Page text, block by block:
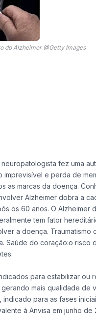
do Alzheimer @Getty Images
fez uma
e perda de
as marcas da doença.
Alzheimer dobra a
os 60 anos. O Alzheimer
tem fator
a doença. Traumatismo
Saúde do coração:o risco
para estabilizar ou
mais qualidade de
indicado para as fases
à Anvisa em junho de